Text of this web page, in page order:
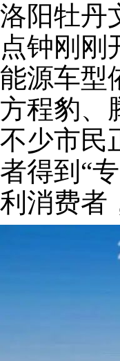
洛阳牡丹
点钟刚刚
能源车型
方程豹、
不少市民
者得到“
利消费者